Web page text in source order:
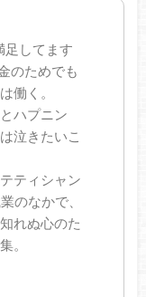
足してます
のためでも
働く。
ハプニン
泣きたいこ
ティシャン
のなかで、
れぬ心のた
。